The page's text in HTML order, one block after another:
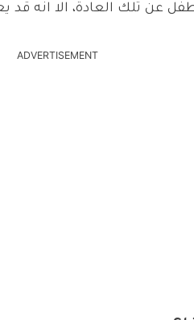
عن تلك العادة، الا انه قد
ADVERTISEMENT